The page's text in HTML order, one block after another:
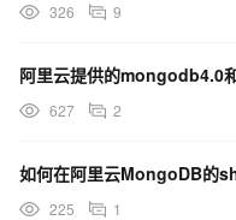
326 9
阿里云提供的mongodb4.0
627 2
如何在阿里云MongoDB的
225 1